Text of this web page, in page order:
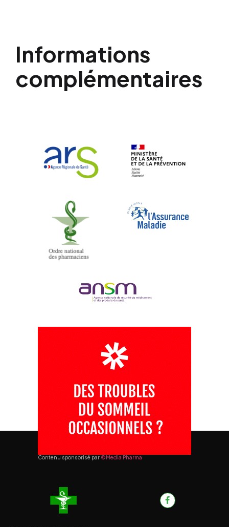
Informations
complémentaires
Contenu sponsorisé par ©Media Pharma